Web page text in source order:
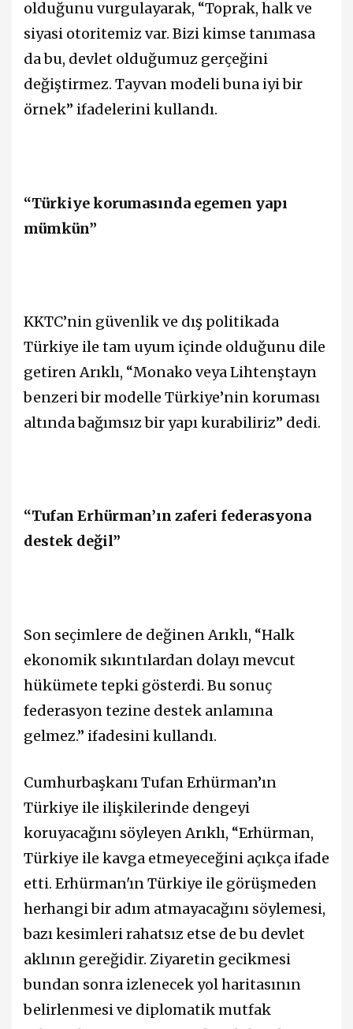
olduğunu vurgulayarak, “Toprak, halk ve
siyasi otoritemiz var. Bizi kimse tanımasa
da bu, devlet olduğumuz gerçeğini
değiştirmez. Tayvan modeli buna iyi bir
örnek” ifadelerini kullandı.
“Türkiye korumasında egemen yapı
mümkün”
KKTC’nin güvenlik ve dış politikada
Türkiye ile tam uyum içinde olduğunu dile
getiren Arıklı, “Monako veya Lihtenştayn
benzeri bir modelle Türkiye’nin koruması
altında bağımsız bir yapı kurabiliriz” dedi.
“Tufan Erhürman’ın zaferi federasyona
destek değil”
Son seçimlere de değinen Arıklı, “Halk
ekonomik sıkıntılardan dolayı mevcut
hükümete tepki gösterdi. Bu sonuç
federasyon tezine destek anlamına
gelmez.” ifadesini kullandı.
Cumhurbaşkanı Tufan Erhürman’ın
Türkiye ile ilişkilerinde dengeyi
koruyacağını söyleyen Arıklı, “Erhürman,
Türkiye ile kavga etmeyeceğini açıkça ifade
etti. Erhürman'ın Türkiye ile görüşmeden
herhangi bir adım atmayacağını söylemesi,
bazı kesimleri rahatsız etse de bu devlet
aklının gereğidir. Ziyaretin gecikmesi
bundan sonra izlenecek yol haritasının
belirlenmesi ve diplomatik mutfak